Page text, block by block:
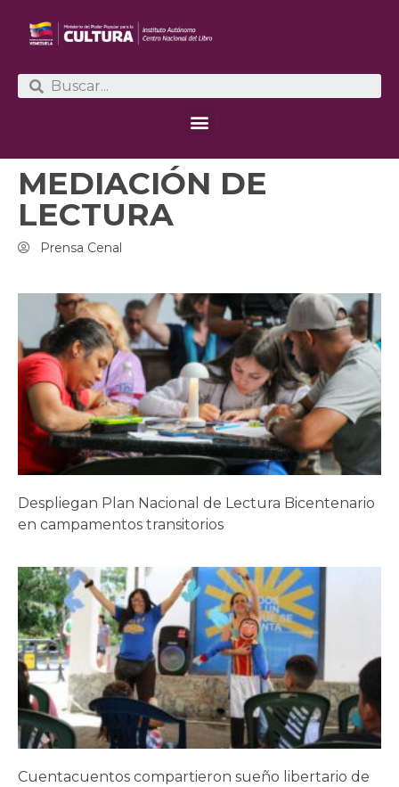
MEDIACIÓN DE
LECTURA
Prensa Cenal
Despliegan Plan Nacional de Lectura Bicentenario
en campamentos transitorios
Cuentacuentos compartieron sueño libertario de